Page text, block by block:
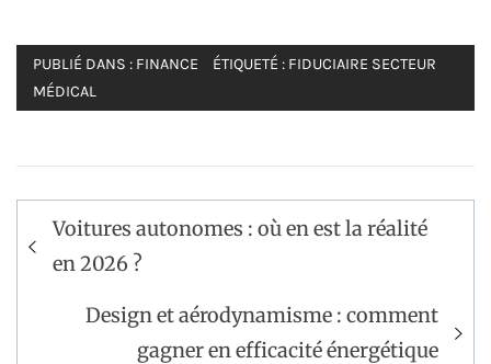
PUBLIÉ DANS : FINANCE ÉTIQUETÉ : FIDUCIAIRE SECTEUR
MÉDICAL
Navigation
de
Voitures autonomes : où en est la réalité
en 2026 ?
Design et aérodynamisme : comment
gagner en efficacité énergétique